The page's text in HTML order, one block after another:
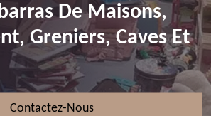
De Maisons,
Greniers, Caves Et
Contactez-Nous